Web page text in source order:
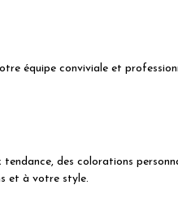
équipe conviviale et
des colorations
et à votre style.